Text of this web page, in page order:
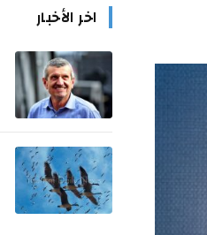
اخر الأخبار